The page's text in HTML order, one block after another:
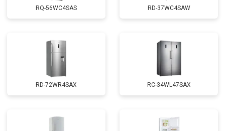
RQ-56WC4SAS RD-37WC4SAW
RD-72WR4SAX RС-34WL47SAX